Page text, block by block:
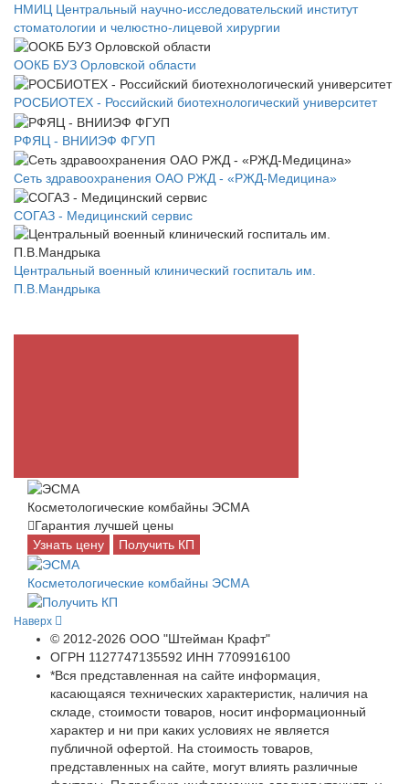
НМИЦ Центральный научно-исследовательский институт
стоматологии и челюстно-лицевой хирургии
ООКБ БУЗ Орловской области
РОСБИОТЕХ - Российский биотехнологический университет
РФЯЦ - ВНИИЭФ ФГУП
Сеть здравоохранения ОАО РЖД - «РЖД-Медицина»
СОГАЗ - Медицинский сервис
Центральный военный клинический госпиталь им.
П.В.Мандрыка
Косметологические комбайны ЭСМА
Гарантия лучшей цены
Узнать цену
Получить КП
Косметологические комбайны ЭСМА
Наверх
© 2012-2026 ООО "Штейман Крафт"
ОГРН 1127747135592 ИНН 7709916100
*Вся представленная на сайте информация,
касающаяся технических характеристик, наличия на
складе, стоимости товаров, носит информационный
характер и ни при каких условиях не является
публичной офертой. На стоимость товаров,
представленных на сайте, могут влиять различные